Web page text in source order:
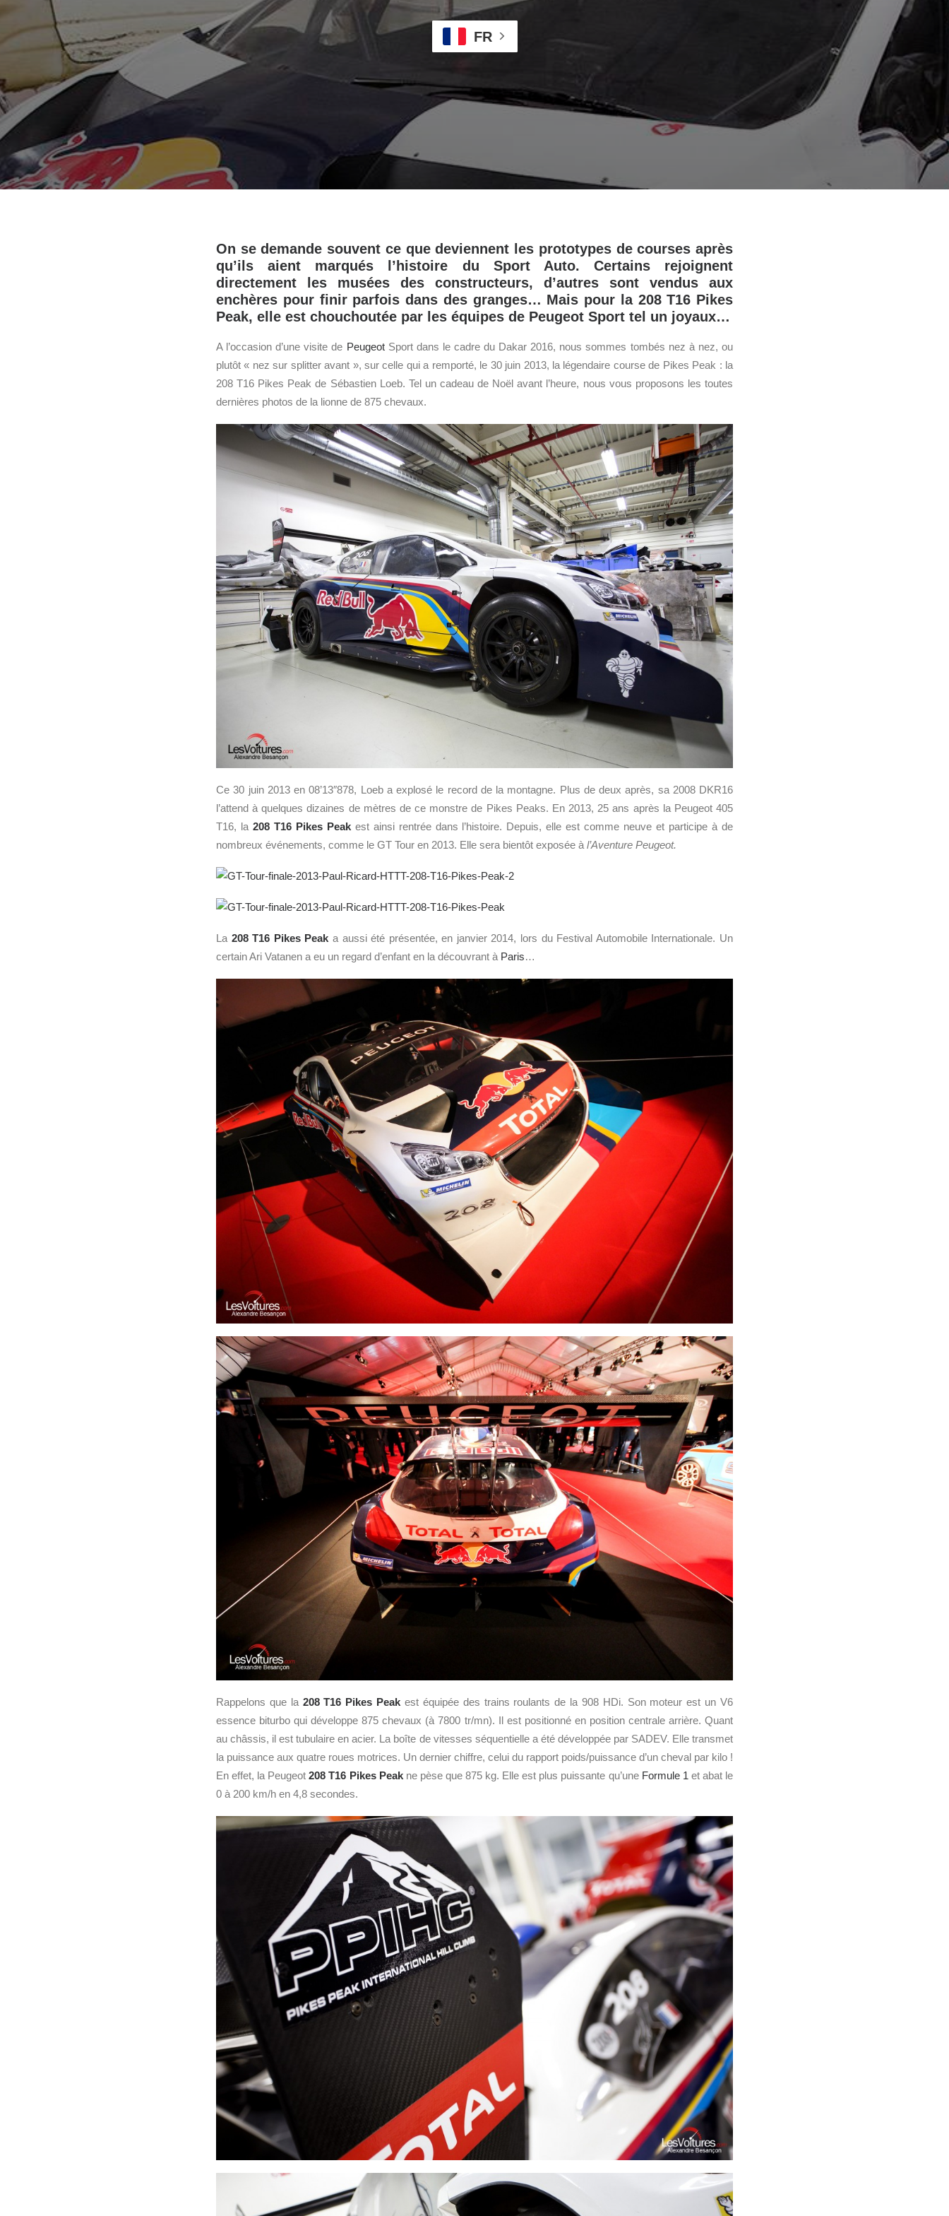
FR
On se demande souvent ce que deviennent les prototypes de courses après
qu’ils aient marqués l’histoire du Sport Auto. Certains rejoignent
directement les musées des constructeurs, d’autres sont vendus aux
enchères pour finir parfois dans des granges… Mais pour la 208 T16 Pikes
Peak, elle est chouchoutée par les équipes de Peugeot Sport tel un joyaux…
A l’occasion d’une visite de PeugeotSport dans le cadre du Dakar 2016, nous sommes tombés nez à nez, ou
plutôt « nez sur splitter avant », sur celle qui a remporté, le 30 juin 2013, la légendaire course de Pikes Peak : la
208 T16 Pikes Peak de Sébastien Loeb. Tel un cadeau de Noël avant l’heure, nous vous proposons les toutes
dernières photos de la lionne de 875 chevaux.
Ce 30 juin 2013 en 08’13″878, Loeb a explosé le record de la montagne. Plus de deux après, sa 2008 DKR16
l’attend à quelques dizaines de mètres de ce monstre de Pikes Peaks. En 2013, 25 ans après la Peugeot 405
T16, la 208 T16 Pikes Peakest ainsi rentrée dans l’histoire. Depuis, elle est comme neuve et participe à de
nombreux événements, comme le GT Tour en 2013. Elle sera bientôt exposée à l’Aventure Peugeot.
La 208 T16 Pikes Peak a aussi été présentée, en janvier 2014, lors du Festival Automobile Internationale. Un
certain Ari Vatanen a eu un regard d’enfant en la découvrant à Paris…
Rappelons que la 208 T16 Pikes Peak est équipée des trains roulants de la 908 HDi. Son moteur est un V6
essence biturbo qui développe 875 chevaux (à 7800 tr/mn). Il est positionné en position centrale arrière. Quant
au châssis, il est tubulaire en acier. La boîte de vitesses séquentielle a été développée par SADEV. Elle transmet
la puissance aux quatre roues motrices. Un dernier chiffre, celui du rapport poids/puissance d’un cheval par kilo !
En effet, la Peugeot208 T16 Pikes Peakne pèse que 875 kg. Elle est plus puissante qu’une Formule 1 et abat le
0 à 200 km/h en 4,8 secondes.